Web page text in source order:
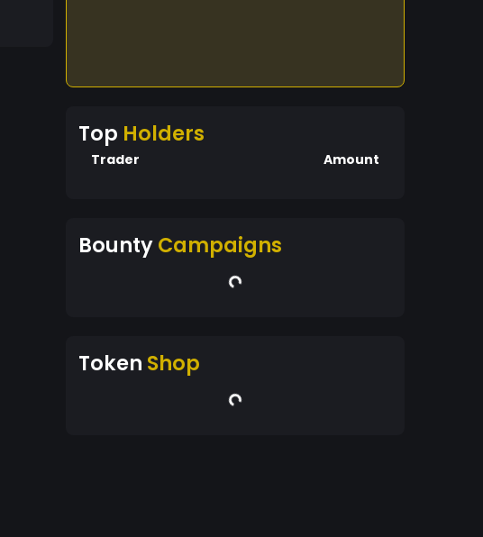
Top Holders
Trader Amount
BountyCampaigns
Token Shop